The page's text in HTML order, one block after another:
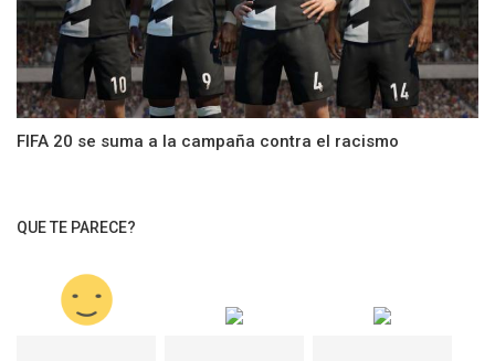
FIFA 20 se suma a la campaña contra el racismo
QUE TE PARECE?